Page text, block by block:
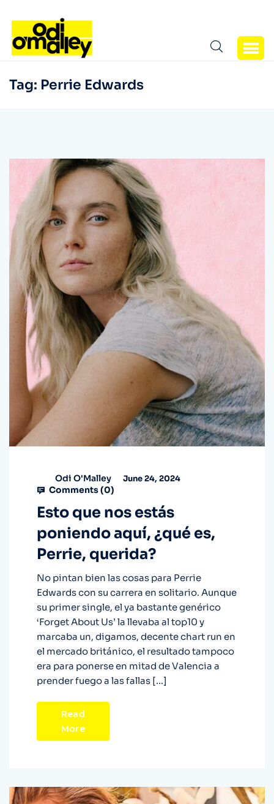
Tag: Perrie Edwards
Odi O'Malley June 24, 2024
Comments (0)
Esto que nos estás
poniendo aquí, ¿qué es,
Perrie, querida?
No pintan bien las cosas para Perrie
Edwards con su carrera en solitario. Aunque
su primer single, el ya bastante genérico
‘Forget About Us’ la llevaba al top10 y
marcaba un, digamos, decente chart run en
el mercado británico, el resultado tampoco
era para ponerse en mitad de Valencia a
prender fuego a las fallas […]
Read
More